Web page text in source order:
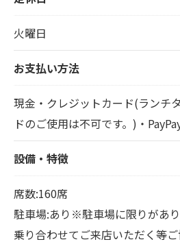
火曜日
お支払い方法
現金・クレジットカード(ランチ
ドのご使用は不可です。)・
設備・特徴
席数:160席
駐車場:あり※駐車場に限りがあ
乗り合わせてご来店いただく等